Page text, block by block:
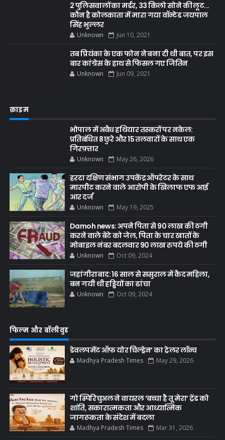
2 पुलिसवालों का मर्डर, 33 किलो सोने की लूट...
कौन है कोलकाता में मारा गया वॉन्टेड जयपाल
सिंह भुल्लर
Unknown Jun 10, 2021
तब प्रियंका के एक फोन ने बना दी थी बात, पर इस
बार कांग्रेस के हाथ से फिसल गए जितिन
Unknown Jun 09, 2021
क्राइम
भोपाल में अवैध हथियार तस्करों पर नकेल:
प्रतिबंधित 8 छुरे और 15 तलवारों के साथ एक
गिरफ़्तार
Unknown May 26, 2026
हरदा दक्षिण संभाग उपकेंद्र ऑपरेटर के साथ
मारपीट करने वाले आरोपी के खिलाफ एफ आई
आर दर्ज
Unknown May 19, 2025
Damoh news: अपने पिता से 90 लाख की ठगी
करने वाले बेटे को जेल, पिता के चार खातों के
मोबाइल नंबर बदलवार 90 लाख रुपये की ठगी
Unknown Oct 09, 2024
जहांगीराबाद: 16 साल से ससुराल में कैद महिला,
बन गयी थी हड्डियों का ढांचा
Unknown Oct 09, 2024
फिल्म और बॉलीवुड
डेवलपमेंट ऑफ योर चिल्ड्रेन’ का ट्रेलर लॉन्च
Madhya Pradesh Times May 29, 2026
गो स्पिरिचुअल ने वायरल ‘बच्चा है तू मेरा’ ट्रेंड को
शांति, सकारात्मकता और आध्यात्मिक
जागरूकता के संदेश में बदला
Madhya Pradesh Times Mar 31, 2026